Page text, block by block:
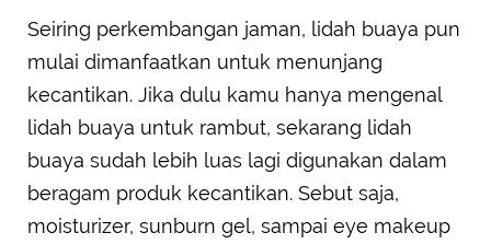
Seiring perkembangan jaman, lidah buaya pun
mulai dimanfaatkan untuk menunjang
kecantikan. Jika dulu kamu hanya mengenal
lidah buaya untuk rambut, sekarang lidah
buaya sudah lebih luas lagi digunakan dalam
beragam produk kecantikan. Sebut saja,
moisturizer, sunburn gel, sampai eye makeup